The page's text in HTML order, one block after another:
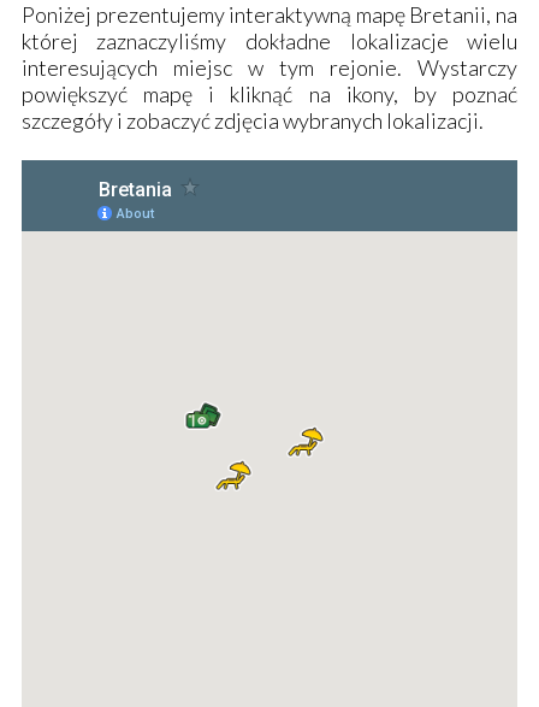
Poniżej prezentujemy interaktywną mapę Bretanii, na
której zaznaczyliśmy dokładne lokalizacje wielu
interesujących miejsc w tym rejonie. Wystarczy
powiększyć mapę i kliknąć na ikony, by poznać
szczegóły i zobaczyć zdjęcia wybranych lokalizacji.